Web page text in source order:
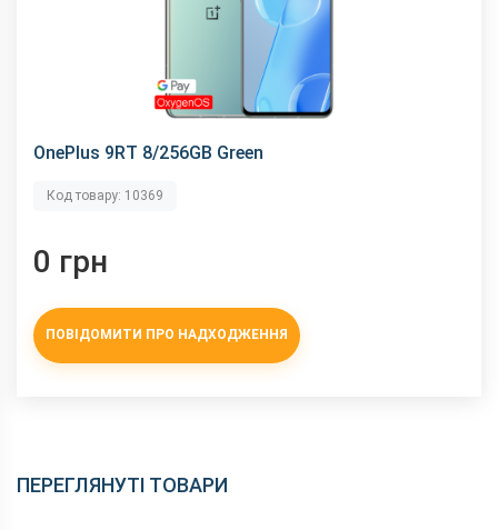
OnePlus 9RT 8/256GB Green
Код товару: 10369
0 грн
ПОВІДОМИТИ ПРО НАДХОДЖЕННЯ
ПЕРЕГЛЯНУТІ ТОВАРИ